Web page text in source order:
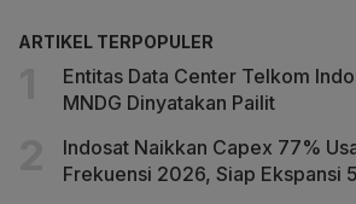
ARTIKEL TERPOPULER
Entitas Data Center Telkom
MNDG Dinyatakan Pailit
Indosat Naikkan Capex 77%
Frekuensi 2026, Siap Ekspansi